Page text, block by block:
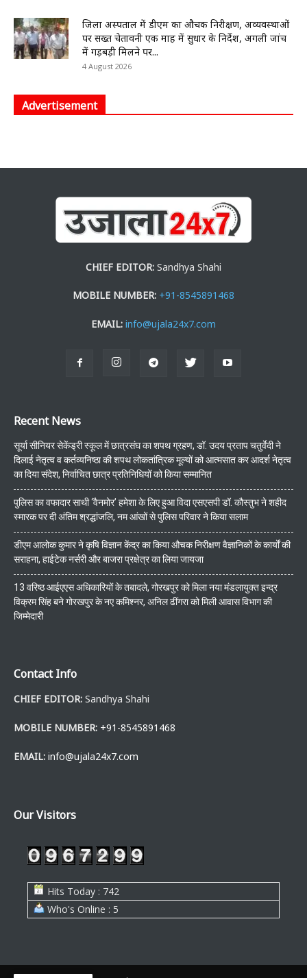
जिला अस्पताल में डीएम का औचक निरीक्षण, अव्यवस्थाओं
पर सख्त चेतावनी एक माह में सुधार के निर्देश, अगली जांच
में गड़बड़ी मिलने पर...
4 August 2026
Advertisement
CHIEF EDITOR: Sandhya Shahi
MOBILE NUMBER: +91-8545891468
EMAIL: info@ujala24x7.com
Recent News
सूर्या सीनियर सेकेंड्री स्कूल में छात्रसंघ का शपथ ग्रहण, डॉ. उदय प्रताप चतुर्वेदी ने
दिलाई नेतृत्व व कर्तव्यनिष्ठा की शपथ लोकतांत्रिक मूल्यों को आत्मसात कर आदर्श नेतृत्व
का दिया संदेश, निर्वाचित छात्र प्रतिनिधियों को किया सम्मानित
पुलिस का वफादार साथी ‘वैनमोर’ हमेशा के लिए हुआ विदा एसएसपी डॉ. कौस्तुभ ने शहीद
स्मारक पर दी अंतिम श्रद्धांजलि, नम आंखों से पुलिस परिवार ने किया सलाम
डीएम आलोक कुमार ने कृषि विज्ञान केंद्र का किया औचक निरीक्षण वैज्ञानिकों के कार्यों की
सराहना, हाईटेक नर्सरी और बाजरा प्रक्षेत्र का लिया जायजा
13 वरिष्ठ आईएएस अधिकारियों के तबादले, गोरखपुर को मिला नया मंडलायुक्त इन्द्र
विक्रम सिंह बने गोरखपुर के नए कमिश्नर, अनिल ढींगरा को मिली आवास विभाग की
जिम्मेदारी
Contact Info
CHIEF EDITOR: Sandhya Shahi
MOBILE NUMBER: +91-8545891468
EMAIL: info@ujala24x7.com
Our Visitors
Hits Today : 742
Who's Online : 5